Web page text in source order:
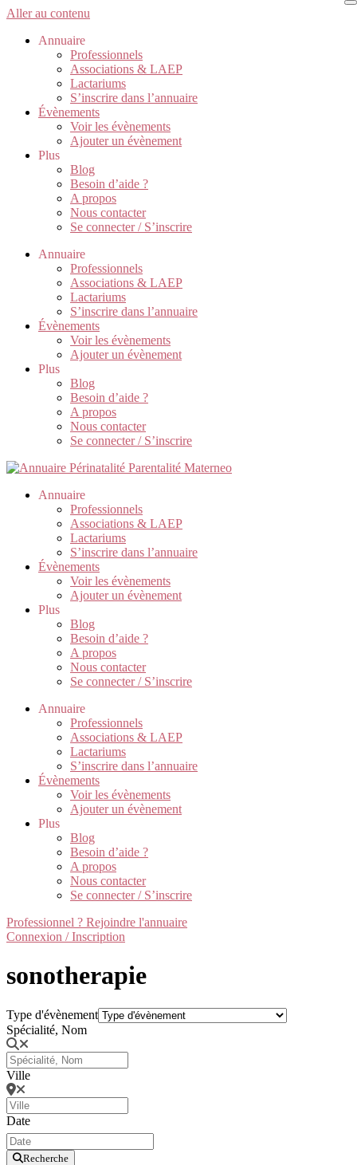
Aller au contenu
Annuaire
Professionnels
Associations & LAEP
Lactariums
S’inscrire dans l’annuaire
Évènements
Voir les évènements
Ajouter un évènement
Plus
Blog
Besoin d’aide ?
A propos
Nous contacter
Se connecter / S’inscrire
Annuaire
Professionnels
Associations & LAEP
Lactariums
S’inscrire dans l’annuaire
Évènements
Voir les évènements
Ajouter un évènement
Plus
Blog
Besoin d’aide ?
A propos
Nous contacter
Se connecter / S’inscrire
Annuaire
Professionnels
Associations & LAEP
Lactariums
S’inscrire dans l’annuaire
Évènements
Voir les évènements
Ajouter un évènement
Plus
Blog
Besoin d’aide ?
A propos
Nous contacter
Se connecter / S’inscrire
Annuaire
Professionnels
Associations & LAEP
Lactariums
S’inscrire dans l’annuaire
Évènements
Voir les évènements
Ajouter un évènement
Plus
Blog
Besoin d’aide ?
A propos
Nous contacter
Se connecter / S’inscrire
Professionnel ? Rejoindre l'annuaire
Connexion / Inscription
sonotherapie
Type d'évènement
Spécialité, Nom
Ville
Date
Recherche